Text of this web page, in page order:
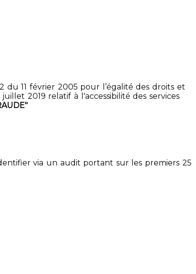
du 11 février 2005 pour l’égalité des droits et
2019 relatif à l'accessibilité des services
via un audit portant sur les premiers 25